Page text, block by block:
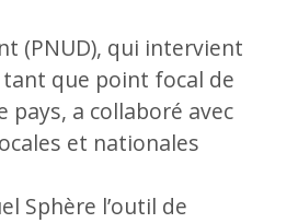
(PNUD), qui intervient
que point focal de
pays, a collaboré avec
et nationales
Sphère l’outil de